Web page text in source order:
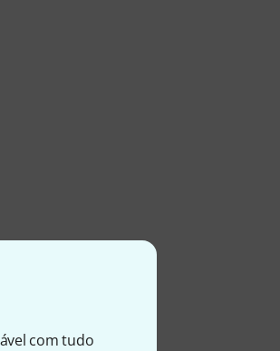
com tudo